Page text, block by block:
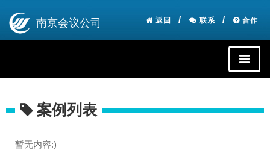
南京会议公司 返回 联系 合作
案例列表
暂无内容:)